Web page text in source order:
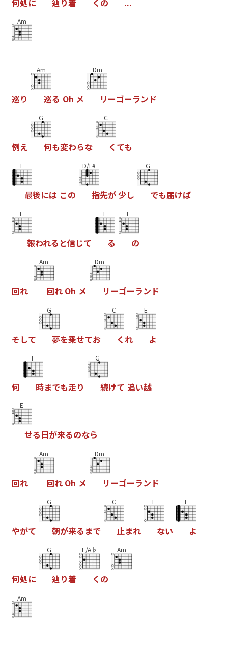
何処に 辿り着 く の ...
Am
巡り
Am
巡る Oh メ
Dm
リーコーラン ト
例え
G
何も変わらな
C
く ても
F
最後には この
D/F#
指先か少し
G
ても届けは
E
報われる と信して
F
る
E
の
回れ
Am
回れ Oh メ
Dm
リーコーラン ト
そ して
G
夢を乗せてお
C
く れ
E
よ
何
F
時まても走り
G
続けて 追い越
E
せる日か来るのなら
回れ
Am
回れ Oh メ
Dm
リーコーラン ト
やかて
G
朝か来る まて
C
止まれ
E
ない
F
よ
何処に
G
辿り着
E/A♭
く の
Am
Am